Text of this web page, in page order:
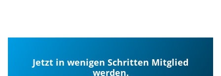
Jetzt in wenigen Schritten Mitglied
werden.